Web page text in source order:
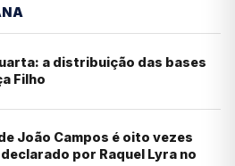
a distribuição das bases
Filho
João Campos é oito vezes
por Raquel Lyra no